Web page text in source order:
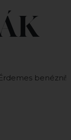
benézni!